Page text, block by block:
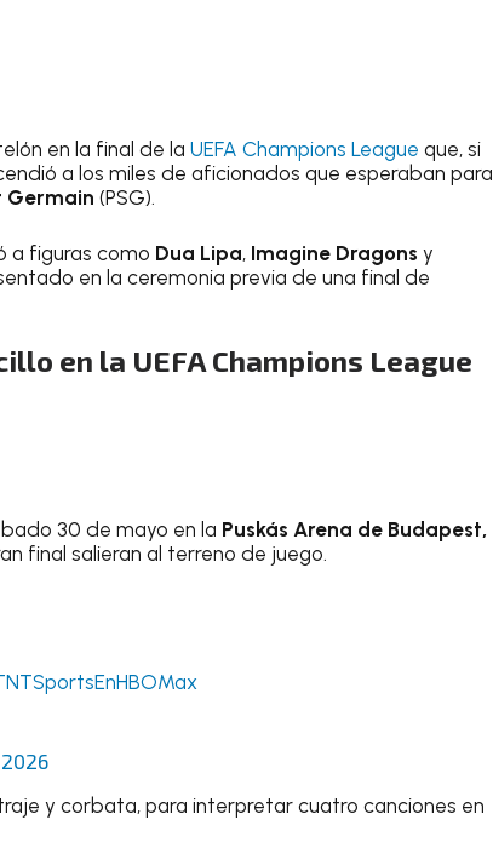
en la final de la UEFA Champions League que, si
a los miles de aficionados que esperaban para
Germain (PSG).
a figuras como Dua Lipa, Imagine Dragons y
en la ceremonia previa de una final de
en la UEFA Champions League
30 de mayo en la Puskás Arena de Budapest,
final salieran al terreno de juego.
y corbata, para interpretar cuatro canciones en